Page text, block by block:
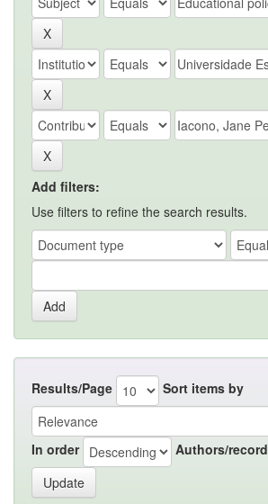
Add filters:
Use filters to refine the search results.
Results/Page Sort items by
In order Authors/record